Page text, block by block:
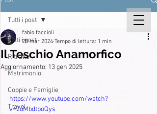
Tutti i post
Ritratto
Matrimonio
Coppie e Famiglie
Travel
Tutti i post
Il Teschio Anamorfico
fabio faccioli
25 mar 2024 Tempo di lettura: 1 min
Aggiornamento: 13 gen 2025
https://www.youtube.com/watch?
v=2uMbdtpoQys